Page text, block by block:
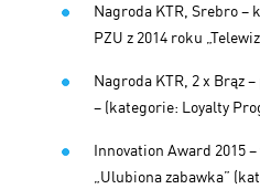
Nagroda KTR, Srebro –
PZU z 2014 roku
Nagroda KTR, 2 x Brąz
– (kategorie: Loyalty
Innovation Award 2015
„Ulubiona zabawka”